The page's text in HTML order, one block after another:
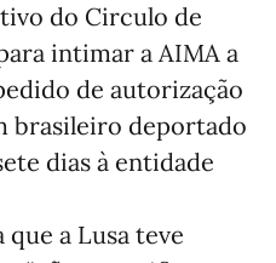
do Circulo de
intimar a AIMA a
de autorização
brasileiro deportado
dias à entidade
que a Lusa teve